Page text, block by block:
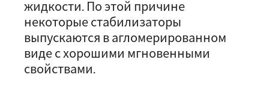
жидкости. По этой причине
некоторые стабилизаторы
выпускаются в агломерированном
виде с хорошими мгновенными
свойствами.